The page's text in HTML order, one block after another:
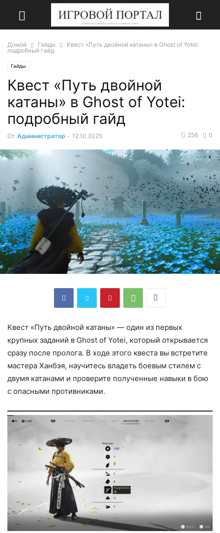
Домой Гайды
Квест «Путь двойной катаны» в Ghost of Yotei:
подробный гайд
Гайды
Квест «Путь двойной
катаны» в Ghost of Yotei:
подробный гайд
От Администратор - 12.10.2025 0
256
Квест «Путь двойной катаны» — один из первых
крупных заданий в Ghost of Yotei, который открывается
сразу после пролога. В ходе этого квеста вы встретите
мастера Ханбэя, научитесь владеть боевым стилем с
двумя катанами и проверите полученные навыки в бою
с опасными противниками.